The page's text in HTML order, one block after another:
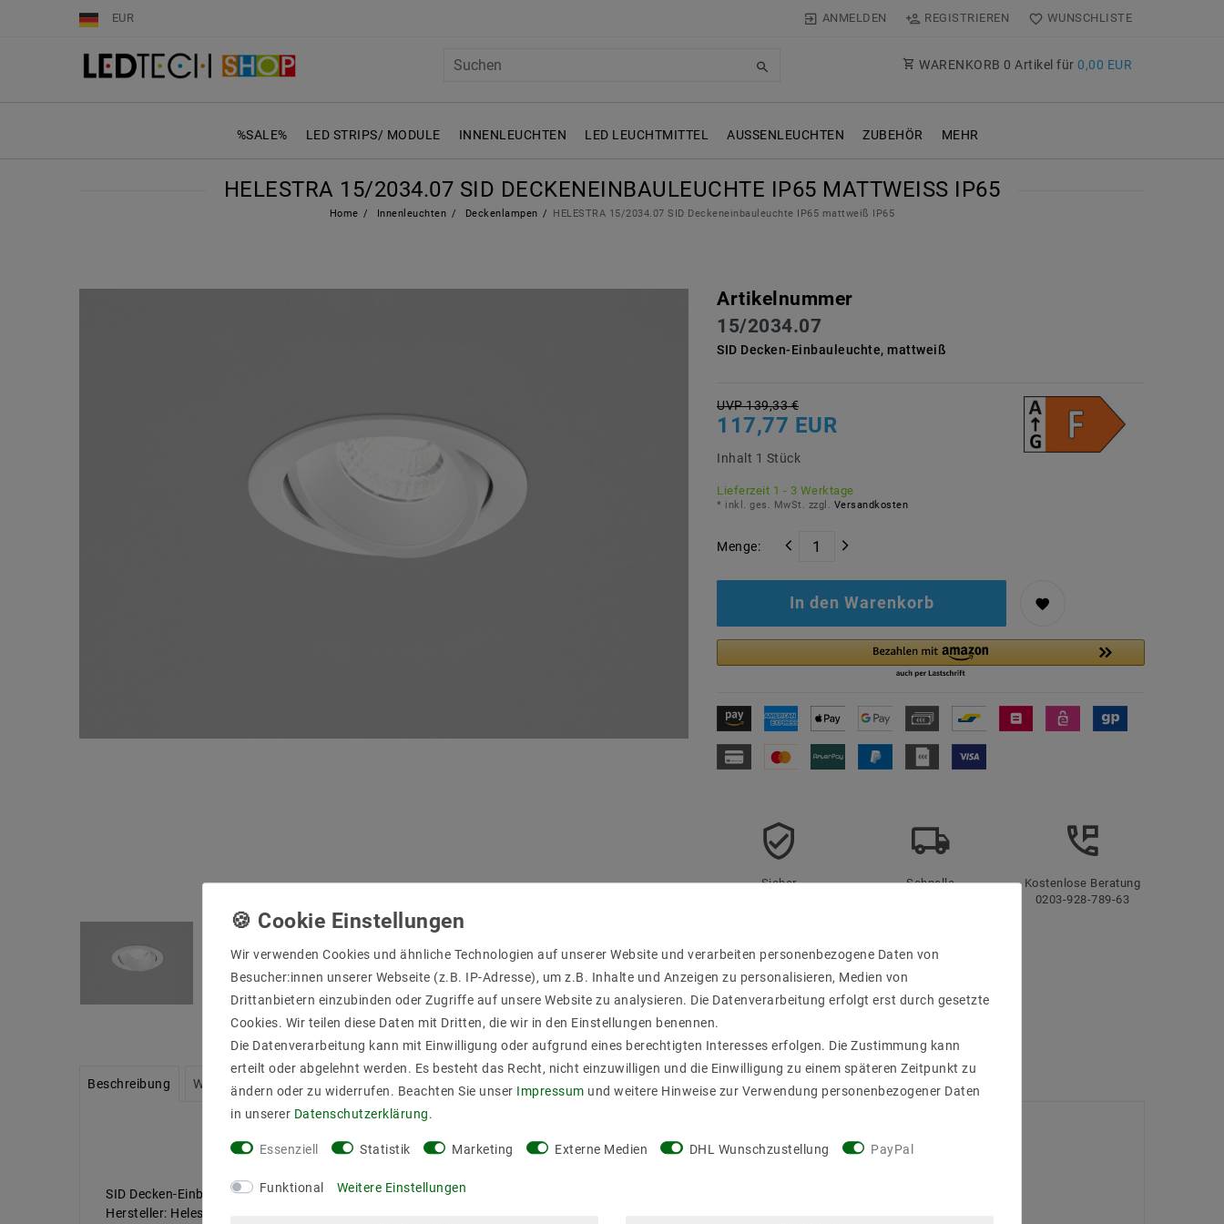
EUR ANMELDEN REGISTRIEREN WUNSCHLISTE
WARENKORB 0 Artikel für 0,00 EUR
%SALE% LED STRIPS/ MODULE INNENLEUCHTEN LED LEUCHTMITTEL AUSSENLEUCHTEN ZUBEHÖR MEHR
HELESTRA 15/2034.07 SID DECKENEINBAULEUCHTE IP65 MATTWEISS IP65
Home Innenleuchten Deckenlampen HELESTRA 15/2034.07 SID Deckeneinbauleuchte IP65 mattweiß IP65
Artikelnummer
15/2034.07
SID Decken-Einbauleuchte, mattweiß
UVP 139,33 €
117,77 EUR
Inhalt 1 Stück
Lieferzeit 1 - 3 Werktage
* inkl. ges. MwSt. zzgl. Versandkosten
Menge:
In den Warenkorb
Sicher
Schnelle
Kostenlose Beratung
0203-928-789-63
Beschreibung Weitere Details Informationen zur Produktsicherheit
SID Decken-Einbauleuchte, mattweiß, LED nicht austauschbar, Lichtaustritt direkt, IP65
Hersteller: Helestra
Wir verwenden Cookies und ähnliche Technologien auf unserer Website und verarbeiten personenbezogene Daten von
Besucher:innen unserer Webseite (z.B. IP-Adresse), um z.B. Inhalte und Anzeigen zu personalisieren, Medien von
Drittanbietern einzubinden oder Zugriffe auf unsere Website zu analysieren. Die Datenverarbeitung erfolgt erst durch gesetzte
Cookies. Wir teilen diese Daten mit Dritten, die wir in den Einstellungen benennen.
Die Datenverarbeitung kann mit Einwilligung oder aufgrund eines berechtigten Interesses erfolgen. Die Zustimmung kann
erteilt oder abgelehnt werden. Es besteht das Recht, nicht einzuwilligen und die Einwilligung zu einem späteren Zeitpunkt zu
ändern oder zu widerrufen. Beachten Sie unser Impressum und weitere Hinweise zur Verwendung personenbezogener Daten
in unserer Daten­schutz­erklärung.
Essenziell Statistik Marketing Externe Medien DHL Wunschzustellung PayPal
Funktional Weitere Einstellungen